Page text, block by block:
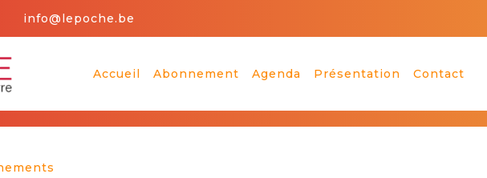
info@lepoche.be
Accueil Abonnement Agenda Présentation Contact